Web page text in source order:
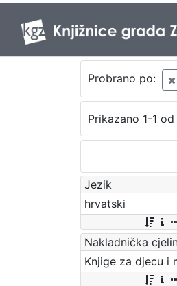
Probrano po:
Prikazano 1-1 od
Jezik
hrvatski
Nakladnička
Knjige za djecu i